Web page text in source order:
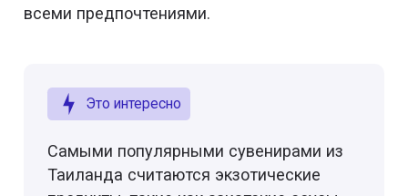
всеми предпочтениями.
Это интересно
Самыми популярными сувенирами из
Таиланда считаются экзотические